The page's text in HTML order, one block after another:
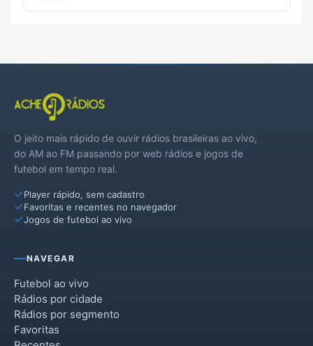
O jeito mais rápido de ouvir rádios brasileiras ao vivo,
do AM ao FM passando por web rádios e jogos de
futebol em tempo real.
Player rápido, sem cadastro
Favoritas e recentes no navegador
Jogos de futebol ao vivo
NAVEGAR
Futebol ao vivo
Rádios por cidade
Rádios por segmento
Favoritas